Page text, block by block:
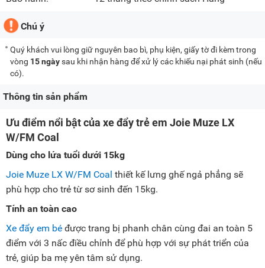
Chú ý
Quý khách vui lòng giữ nguyên bao bì, phụ kiện, giấy tờ đi kèm trong
vòng 15 ngàysau khi nhận hàng để xử lý các khiếu nại phát sinh (nếu
có).
Thông tin sản phẩm
Ưu điểm nổi bật của xe đẩy trẻ em Joie Muze LX
W/FM Coal
Dùng cho lứa tuổi dưới 15kg
Joie Muze LX W/FM Coal thiết kế lưng ghế ngả phẳng sẽ
phù hợp cho trẻ từ sơ sinh đến 15kg.
Tính an toàn cao
Xe đẩy em bé được trang bị phanh chân cùng đai an toàn 5
điểm với 3 nấc điều chỉnh để phù hợp với sự phát triển của
trẻ, giúp ba mẹ yên tâm sử dụng.